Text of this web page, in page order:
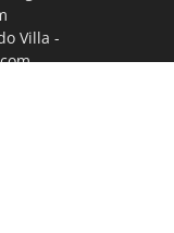
Villa -